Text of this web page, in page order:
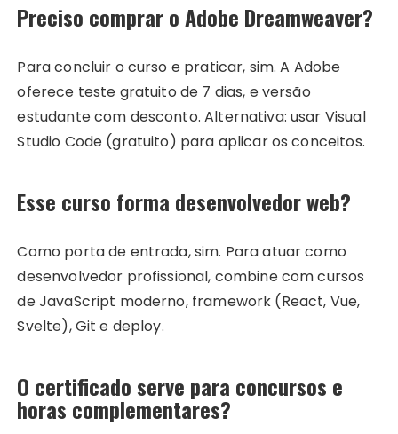
Preciso comprar o Adobe Dreamweaver?
Para concluir o curso e praticar, sim. A Adobe
oferece teste gratuito de 7 dias, e versão
estudante com desconto. Alternativa: usar Visual
Studio Code (gratuito) para aplicar os conceitos.
Esse curso forma desenvolvedor web?
Como porta de entrada, sim. Para atuar como
desenvolvedor profissional, combine com cursos
de JavaScript moderno, framework (React, Vue,
Svelte), Git e deploy.
O certificado serve para concursos e
horas complementares?